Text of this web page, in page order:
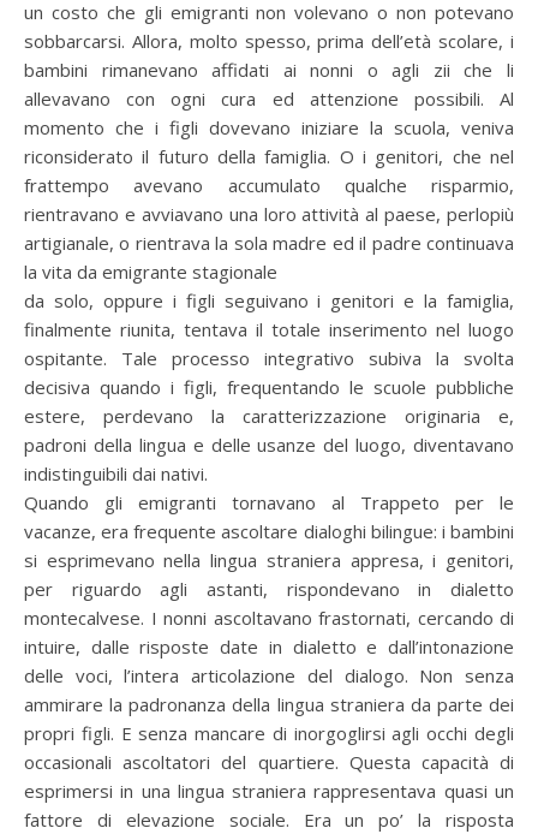
un costo che gli emigranti non volevano o non potevano
sobbarcarsi. Allora, molto spesso, prima dell’età scolare, i
bambini rimanevano affidati ai nonni o agli zii che li
allevavano con ogni cura ed attenzione possibili. Al
momento che i figli dovevano iniziare la scuola, veniva
riconsiderato il futuro della famiglia. O i genitori, che nel
frattempo avevano accumulato qualche risparmio,
rientravano e avviavano una loro attività al paese, perlopiù
artigianale, o rientrava la sola madre ed il padre continuava
la vita da emigrante stagionale
da solo, oppure i figli seguivano i genitori e la famiglia,
finalmente riunita, tentava il totale inserimento nel luogo
ospitante. Tale processo integrativo subiva la svolta
decisiva quando i figli, frequentando le scuole pubbliche
estere, perdevano la caratterizzazione originaria e,
padroni della lingua e delle usanze del luogo, diventavano
indistinguibili dai nativi.
Quando gli emigranti tornavano al Trappeto per le
vacanze, era frequente ascoltare dialoghi bilingue: i bambini
si esprimevano nella lingua straniera appresa, i genitori,
per riguardo agli astanti, rispondevano in dialetto
montecalvese. I nonni ascoltavano frastornati, cercando di
intuire, dalle risposte date in dialetto e dall’intonazione
delle voci, l’intera articolazione del dialogo. Non senza
ammirare la padronanza della lingua straniera da parte dei
propri figli. E senza mancare di inorgoglirsi agli occhi degli
occasionali ascoltatori del quartiere. Questa capacità di
esprimersi in una lingua straniera rappresentava quasi un
fattore di elevazione sociale. Era un po’ la risposta